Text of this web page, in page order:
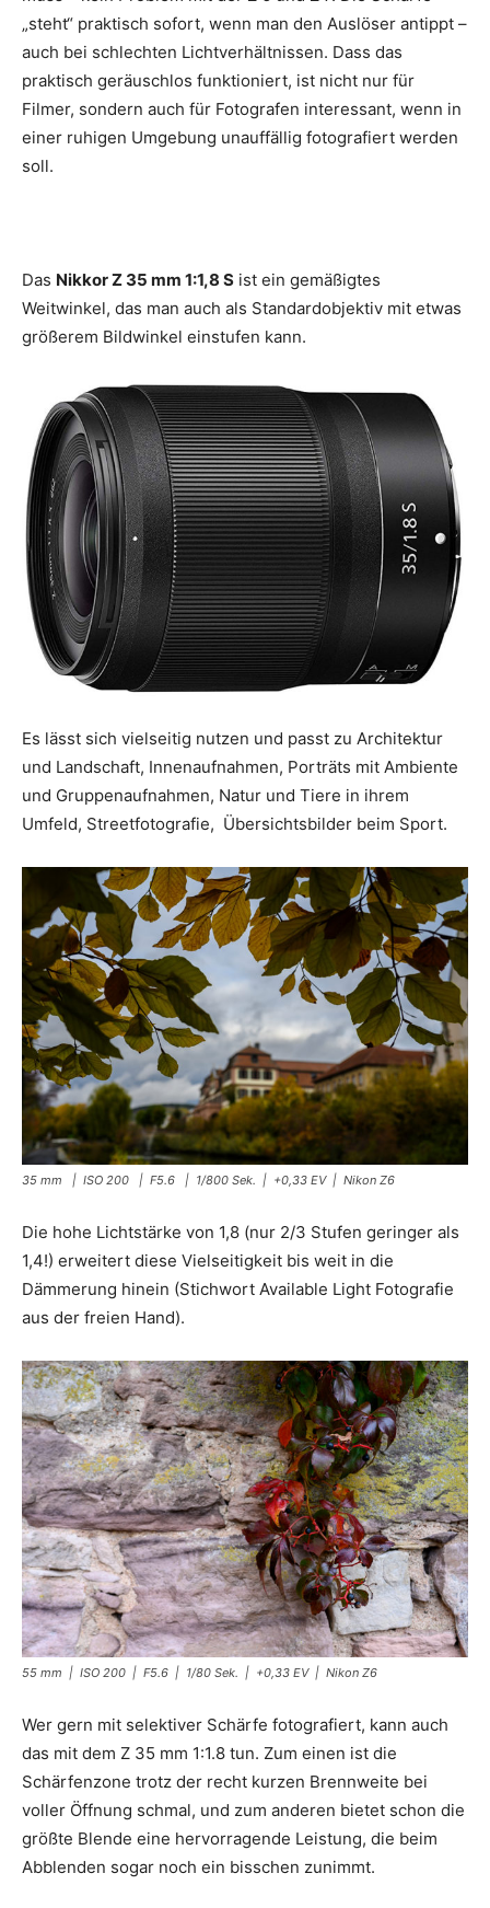
„steht“ praktisch sofort, wenn man den Auslöser antippt –
auch bei schlechten Lichtverhältnissen. Dass das
praktisch geräuschlos funktioniert, ist nicht nur für
Filmer, sondern auch für Fotografen interessant, wenn in
einer ruhigen Umgebung unauffällig fotografiert werden
soll.
Das Nikkor Z 35 mm 1:1,8 S ist ein gemäßigtes
Weitwinkel, das man auch als Standardobjektiv mit etwas
größerem Bildwinkel einstufen kann.
Es lässt sich vielseitig nutzen und passt zu Architektur
und Landschaft, Innenaufnahmen, Porträts mit Ambiente
und Gruppenaufnahmen, Natur und Tiere in ihrem
Umfeld, Streetfotografie, Übersichtsbilder beim Sport.
35 mm | ISO 200 | F5.6 | 1/800 Sek. | +0,33 EV | Nikon Z6
Die hohe Lichtstärke von 1,8 (nur 2/3 Stufen geringer als
1,4!) erweitert diese Vielseitigkeit bis weit in die
Dämmerung hinein (Stichwort Available Light Fotografie
aus der freien Hand).
55 mm | ISO 200 | F5.6 | 1/80 Sek. | +0,33 EV | Nikon Z6
Wer gern mit selektiver Schärfe fotografiert, kann auch
das mit dem Z 35 mm 1:1.8 tun. Zum einen ist die
Schärfenzone trotz der recht kurzen Brennweite bei
voller Öffnung schmal, und zum anderen bietet schon die
größte Blende eine hervorragende Leistung, die beim
Abblenden sogar noch ein bisschen zunimmt.